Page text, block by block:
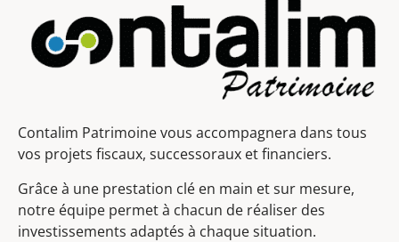
Contalim Patrimoine vous accompagnera dans tous
vos projets fiscaux, successoraux et financiers.
Grâce à une prestation clé en main et sur mesure,
notre équipe permet à chacun de réaliser des
investissements adaptés à chaque situation.